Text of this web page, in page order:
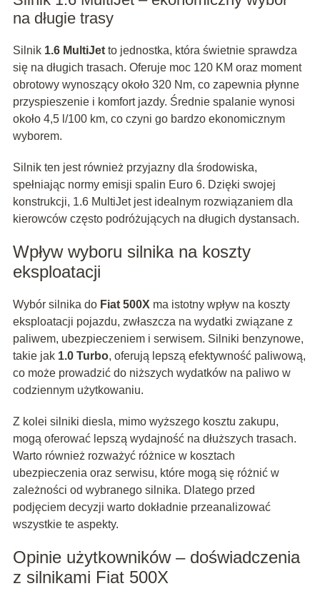
na długie trasy
Silnik 1.6 MultiJetto jednostka, która świetnie sprawdza
się na długich trasach. Oferuje moc 120 KM oraz moment
obrotowy wynoszący około 320 Nm, co zapewnia płynne
przyspieszenie i komfort jazdy. Średnie spalanie wynosi
około 4,5 l/100 km, co czyni go bardzo ekonomicznym
wyborem.
Silnik ten jest również przyjazny dla środowiska,
spełniając normy emisji spalin Euro 6. Dzięki swojej
konstrukcji, 1.6 MultiJet jest idealnym rozwiązaniem dla
kierowców często podróżujących na długich dystansach.
Wpływ wyboru silnika na koszty
eksploatacji
Wybór silnika do Fiat 500X ma istotny wpływ na koszty
eksploatacji pojazdu, zwłaszcza na wydatki związane z
paliwem, ubezpieczeniem i serwisem. Silniki benzynowe,
takie jak 1.0 Turbo, oferują lepszą efektywność paliwową,
co może prowadzić do niższych wydatków na paliwo w
codziennym użytkowaniu.
Z kolei silniki diesla, mimo wyższego kosztu zakupu,
mogą oferować lepszą wydajność na dłuższych trasach.
Warto również rozważyć różnice w kosztach
ubezpieczenia oraz serwisu, które mogą się różnić w
zależności od wybranego silnika. Dlatego przed
podjęciem decyzji warto dokładnie przeanalizować
wszystkie te aspekty.
Opinie użytkowników – doświadczenia
z silnikami Fiat 500X